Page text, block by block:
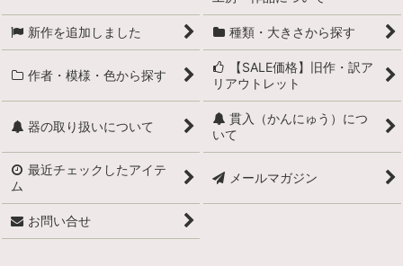
新作を追加しました 種類・大きさから探す
作者・模様・色から探す
【SALE価格】旧作・訳ア
リアウトレット
器の取り扱いについて
貫入（かんにゅう）につ
いて
最近チェックしたアイテ
ム
メールマガジン
お問い合せ